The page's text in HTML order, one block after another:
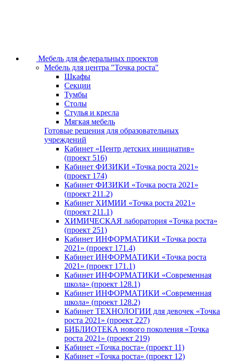
Мебель для федеральных проектов
Мебель для центра "Точка роста"
Шкафы
Секции
Тумбы
Столы
Стулья и кресла
Мягкая мебель
Готовые решения для образовательных
учреждений
Кабинет «Центр детских инициатив»
(проект 516)
Кабинет ФИЗИКИ «Точка роста 2021»
(проект 174)
Кабинет ФИЗИКИ «Точка роста 2021»
(проект 211.2)
Кабинет ХИМИИ «Точка роста 2021»
(проект 211.1)
ХИМИЧЕСКАЯ лаборатория «Точка роста»
(проект 251)
Кабинет ИНФОРМАТИКИ «Точка роста
2021» (проект 171.4)
Кабинет ИНФОРМАТИКИ «Точка роста
2021» (проект 171.1)
Кабинет ИНФОРМАТИКИ «Современная
школа» (проект 128.1)
Кабинет ИНФОРМАТИКИ «Современная
школа» (проект 128.2)
Кабинет ТЕХНОЛОГИИ для девочек «Точка
роста 2021» (проект 227)
БИБЛИОТЕКА нового поколения «Точка
роста 2021» (проект 219)
Кабинет «Точка роста» (проект 11)
Кабинет «Точка роста» (проект 12)